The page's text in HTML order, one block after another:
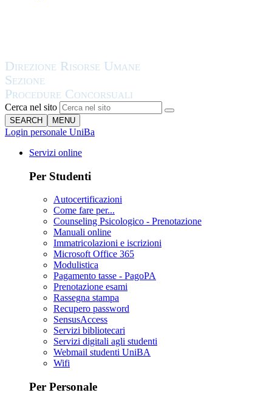
Cerca nel sito
SEARCH MENU
Login personale UniBa
Servizi online
Per Studenti
Autocertificazioni
Come fare per...
Counseling Psicologico - Prenotazione
Manuali online
Immatricolazioni e iscrizioni
Microsoft Office 365
Modulistica
Pagamento tasse - PagoPA
Prenotazione esami
Rassegna stampa
Recupero password
SensusAccess
Servizi bibliotecari
Servizi digitali agli studenti
Webmail studenti UniBA
Wifi
Per Personale